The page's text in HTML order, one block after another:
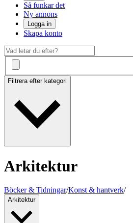
Så funkar det
Ny annons
Logga in
Skapa konto
Filtrera efter kategori
Arkitektur
Böcker & Tidningar/Konst & hantverk/
Arkitektur